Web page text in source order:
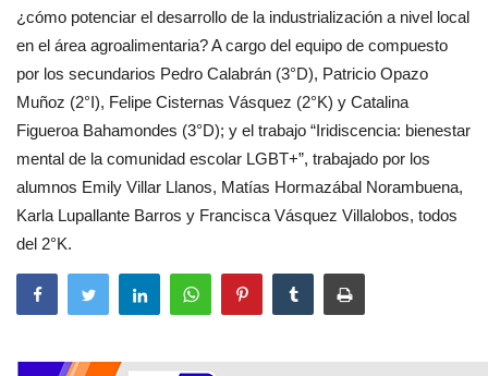
¿cómo potenciar el desarrollo de la industrialización a nivel local
en el área agroalimentaria? A cargo del equipo de compuesto
por los secundarios Pedro Calabrán (3°D), Patricio Opazo
Muñoz (2°I), Felipe Cisternas Vásquez (2°K) y Catalina
Figueroa Bahamondes (3°D); y el trabajo “Iridiscencia: bienestar
mental de la comunidad escolar LGBT+”, trabajado por los
alumnos Emily Villar Llanos, Matías Hormazábal Norambuena,
Karla Lupallante Barros y Francisca Vásquez Villalobos, todos
del 2°K.